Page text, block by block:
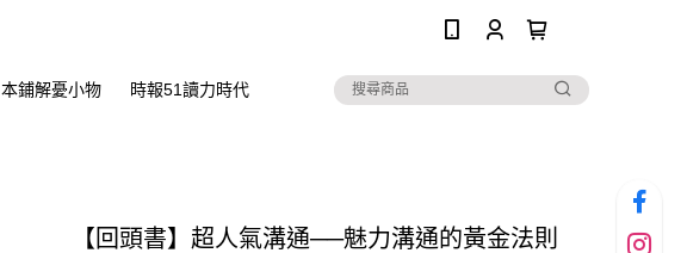
本鋪解憂小物 時報51讀力時代
【回頭書】超人氣溝通──魅力溝通的黃金法則